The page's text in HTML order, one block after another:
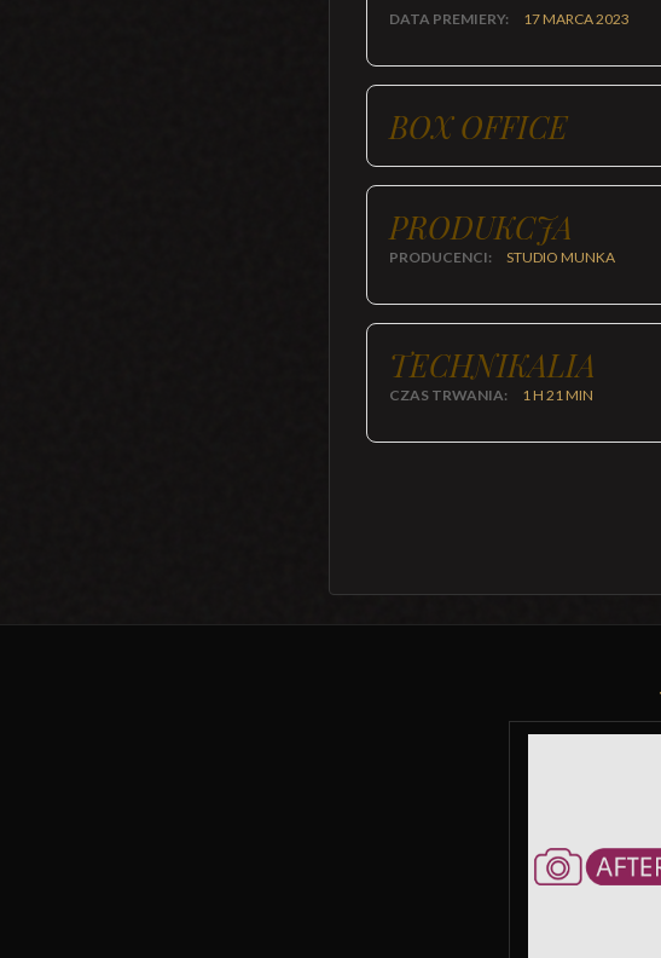
DATA PREMIERY: 17 MARCA 2023
BOX OFFICE
PRODUKCJA
PRODUCENCI: STUDIO MUNKA
TECHNIKALIA
CZAS TRWANIA: 1 H 21 MIN